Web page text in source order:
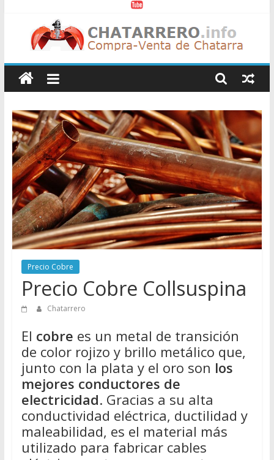
Chatarreros
–
Precio
de
Chatarra
Directorio
de
para
vender
Chatarra
Precio Cobre
Precio Cobre Collsuspina
Chatarrero
El cobre es un metal de transición
de color rojizo y brillo metálico que,
junto con la plata y el oro son los
mejores conductores de
electricidad. Gracias a su alta
conductividad eléctrica, ductilidad y
maleabilidad, es el material más
utilizado para fabricar cables